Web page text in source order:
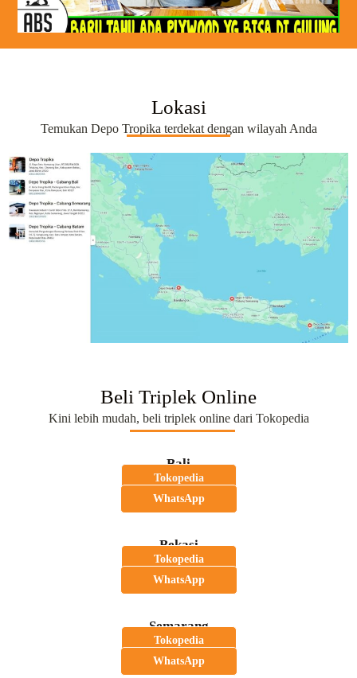
Lokasi
Temukan Depo Tropika terdekat dengan wilayah Anda
Beli Triplek Online
Kini lebih mudah, beli triplek online dari Tokopedia
Bali
Tokopedia
WhatsApp
Bekasi
Tokopedia
WhatsApp
Semarang
Tokopedia
WhatsApp